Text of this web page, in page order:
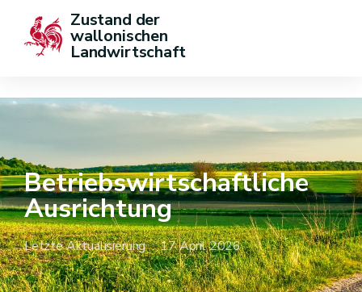
Zustand der
wallonischen
Landwirtschaft
Betriebswirtschaftliche
Ausrichtung
Letzte Aktualisierung : 17 April 2026